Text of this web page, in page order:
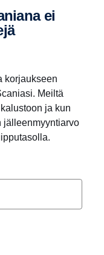
korjaukseen
Meiltä
ja kun
jälleenmyyntiarvo